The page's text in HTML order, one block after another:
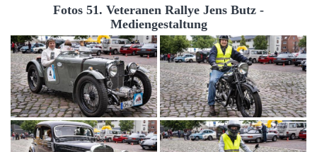
Fotos 51. Veteranen Rallye Jens Butz -
Mediengestaltung